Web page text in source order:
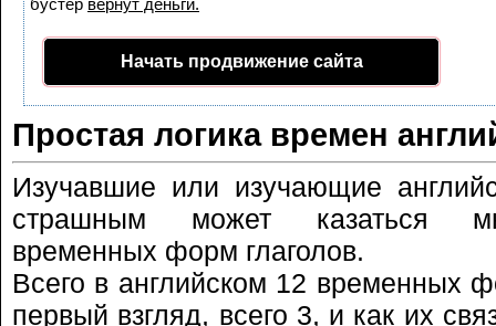
бустер вернут деньги.
Начать продвижение сайта
Простая логика времен
Изучавшие или изучающие
страшным может казаться
временных форм глаголов.
Всего в английском 12 временных
первый взгляд, всего 3, и как их